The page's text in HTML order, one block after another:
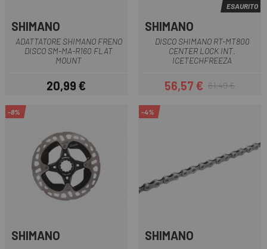
SHIMANO
ADATTATORE SHIMANO FRENO
DISCO SM-MA-R160 FLAT
MOUNT
Prezzo
20,99 €
ESAURITO
SHIMANO
DISCO SHIMANO RT-MT800
CENTER LOCK INT.
ICETECHFREEZA
Prezzo
56,57 €Prezzo base
61,49 €
-8%
SHIMANO
-4%
SHIMANO